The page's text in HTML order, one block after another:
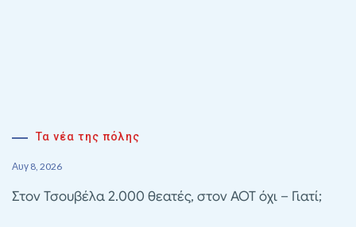
Τα νέα της πόλης
Αυγ 8, 2026
Στον Τσουβέλα 2.000 θεατές, στον ΑΟΤ όχι – Γιατί;